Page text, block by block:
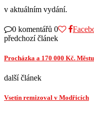
v aktuálním vydání.
0 komentářů 0
předchozí článek
Procházka a 170 000 Kč.
další článek
Vsetín remizoval v Modřicích